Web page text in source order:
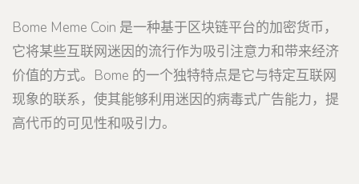
Bome Meme Coin 是一种基于区块链平台的加密货币，
它将某些互联网迷因的流行作为吸引注意力和带来经济
价值的方式。Bome 的一个独特特点是它与特定互联网
现象的联系，使其能够利用迷因的病毒式广告能力，提
高代币的可见性和吸引力。